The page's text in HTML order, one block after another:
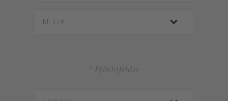
* Pflichtfelder